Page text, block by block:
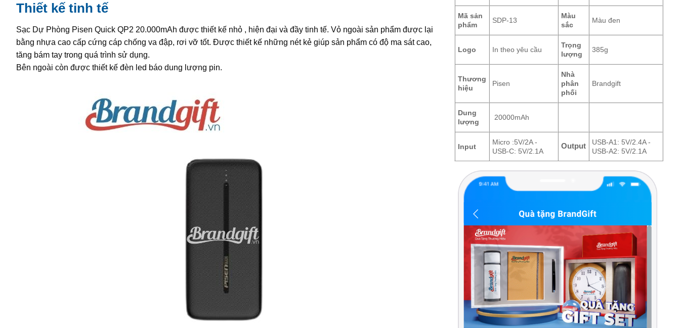
Thiết kế tinh tế
Sạc Dự Phòng Pisen Quick QP2 20.000mAh được thiết kế nhỏ , hiện đại và đầy tinh tế. Vỏ ngoài sản phẩm được lại
bằng nhựa cao cấp cứng cáp chống va đập, rơi vỡ tốt. Được thiết kế những nét kẻ giúp sản phẩm có độ ma sát cao,
tăng bám tay trong quá trình sử dụng.
Bên ngoài còn được thiết kế đèn led báo dung lượng pin.
Mã sản
phẩm
SDP-13
Màu
sắc
Màu đen
Logo In theo yêu cầu
Trọng
lượng
385g
Thương
hiệu
Pisen
Nhà
phân
phối
Brandgift
Dung
lượng
20000mAh
Input
Micro :5V/2A -
USB-C: 5V/2.1A
Output
USB-A1: 5V/2.4A -
USB-A2: 5V/2.1A